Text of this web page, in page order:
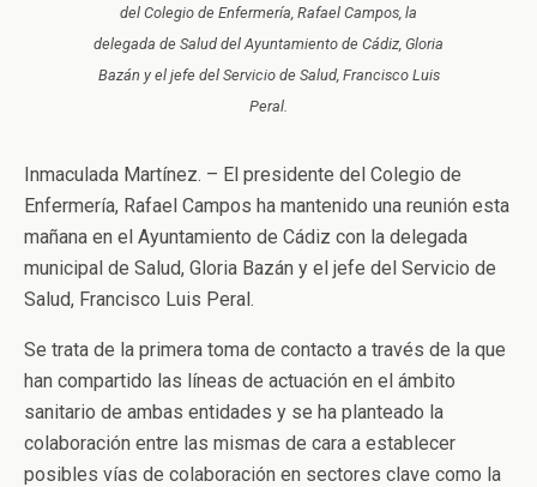
del Colegio de Enfermería, Rafael Campos, la
delegada de Salud del Ayuntamiento de Cádiz, Gloria
Bazán y el jefe del Servicio de Salud, Francisco Luis
Peral.
Inmaculada Martínez. – El presidente del Colegio de
Enfermería, Rafael Campos ha mantenido una reunión esta
mañana en el Ayuntamiento de Cádiz con la delegada
municipal de Salud, Gloria Bazán y el jefe del Servicio de
Salud, Francisco Luis Peral.
Se trata de la primera toma de contacto a través de la que
han compartido las líneas de actuación en el ámbito
sanitario de ambas entidades y se ha planteado la
colaboración entre las mismas de cara a establecer
posibles vías de colaboración en sectores clave como la